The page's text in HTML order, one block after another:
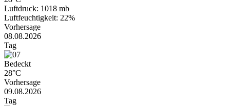
Luftdruck: 1018 mb
Luftfeuchtigkeit: 22%
Vorhersage
08.08.2026
Tag
Bedeckt
28°C
Vorhersage
09.08.2026
Tag